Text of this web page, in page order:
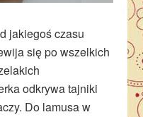
jakiegoś czasu
się po wszelkich
odkrywa tajniki
Do lamusa w